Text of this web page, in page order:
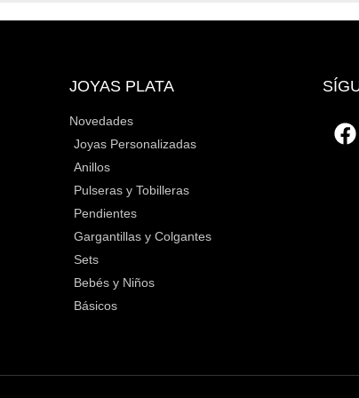
JOYAS PLATA
Novedades
Joyas Personalizadas
Anillos
Pulseras y Tobilleras
Pendientes
Gargantillas y Colgantes
Sets
Bebés y Niños
Básicos